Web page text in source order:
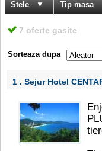
Stele Tip masa
7 oferte gasite
Sorteaza dupa
1 . Sejur Hotel